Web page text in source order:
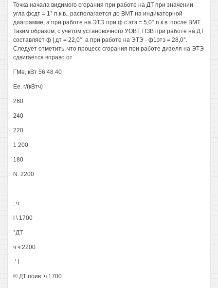
Точка начала видимого сгорания при работе на ДТ при значении
угла фсдт = 1° п.к.в., располагается до ВМТ на индикаторной
диаграмме, а при работе на ЭТЭ при ф с этэ = 5,0° п.к.в. после ВМТ.
Таким образом, с учетом установочного УОВТ, ПЗВ при работе на ДТ
составляет ф | дт = 22,0°, а при работе на ЭТЭ - ф1этэ = 28,0°.
Следует отметить, что процесс сгорания при работе дизеля на ЭТЭ
сдвигается вправо от
ГМе, кВт 56 48 40
Ее. г/(кВтч)
260
240
220
1 200
180
N. 2200
--
; ч
I \ 1700
°ДТ
ч ч 2200
-' I
® ДТ поив. ч 1700